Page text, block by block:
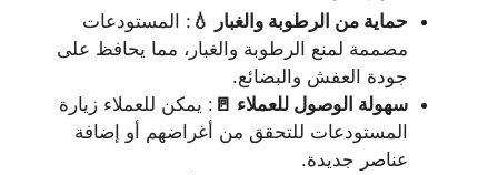
حماية من الرطوبة والغبار 💧 : المستودعات
مصممة لمنع الرطوبة والغبار، مما يحافظ على
جودة العفش والبضائع.
سهولة الوصول للعملاء 🚪 : يمكن للعملاء زيارة
المستودعات للتحقق من أغراضهم أو إضافة
عناصر جديدة.